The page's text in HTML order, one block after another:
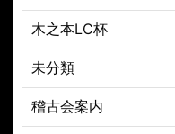
木之本LC杯
未分類
稽古会案内